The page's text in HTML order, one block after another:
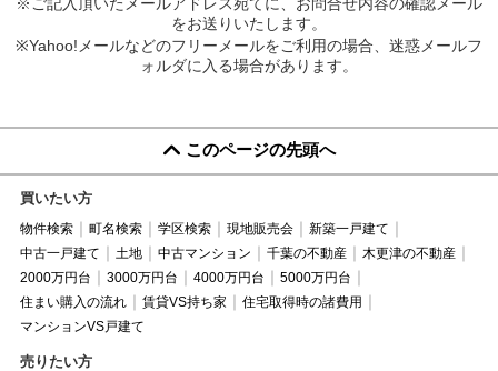
をお送りいたします。
※Yahoo!メールなどのフリーメールをご利用の場合、迷惑メールフ
ォルダに入る場合があります。
このページの先頭へ
買いたい方
物件検索 町名検索 学区検索 現地販売会
新築一戸建て
中古一戸建て
土地 中古マンション 千葉の不動産
木更津の不動産
2000万円台
3000万円台 4000万円台
5000万円台
住まい購入の流れ
賃貸VS持ち家
住宅取得時の諸費用
マンションVS戸建て
売りたい方